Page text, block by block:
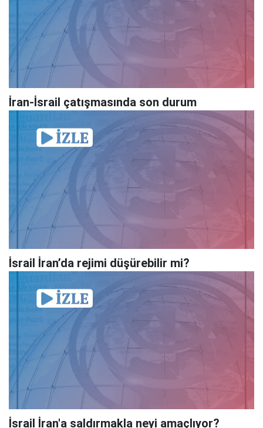
İran-İsrail çatışmasında son durum
İsrail İran’da rejimi düşürebilir mi?
İsrail İran'a saldırmakla neyi amaçlıyor?